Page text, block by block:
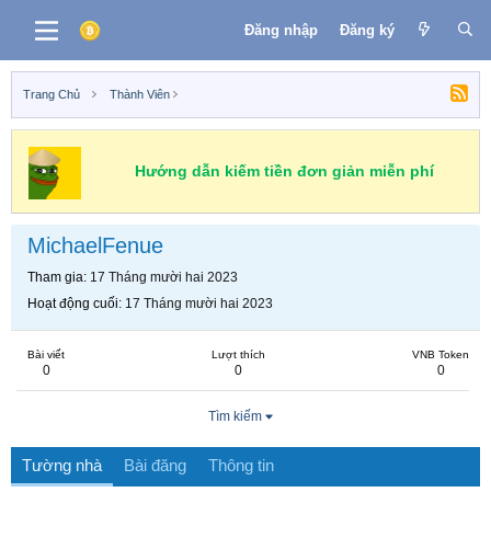
Đăng nhập Đăng ký
Trang Chủ Thành Viên
Hướng dẫn kiếm tiền đơn giản miễn phí
MichaelFenue
Tham gia 17 Tháng mười hai 2023
Hoạt động cuối 17 Tháng mười hai 2023
Bài viết
0
Lượt thích
0
VNB Token
0
Tìm kiếm
Tường nhà Bài đăng Thông tin